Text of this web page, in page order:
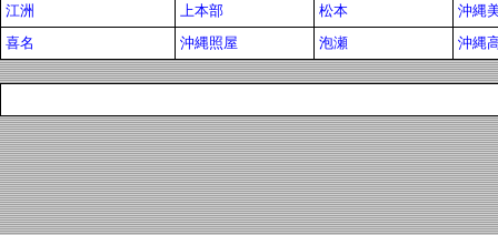
江洲
上本部 松本
沖縄
喜名
沖縄照屋 泡瀬 沖縄